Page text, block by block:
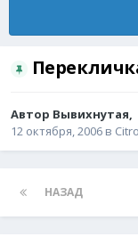
Автор Вывихнутая,
12 октября, 2006 в
НАЗАД